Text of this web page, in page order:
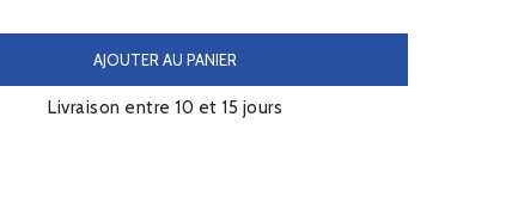
AJOUTER AU PANIER
Livraison entre 10 et 15 jours